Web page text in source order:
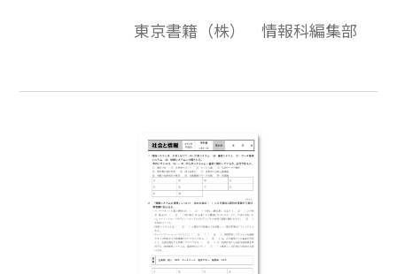
評価問題の素材として，編集加工してご利
東京書籍（株） 情報科編集部